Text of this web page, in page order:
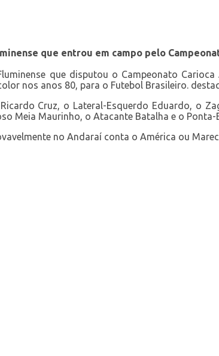
que entrou em campo pelo
que disputou o Campeonato
nos anos 80, para o Futebol Brasileiro.
Cruz, o Lateral-Esquerdo Eduardo, o
Meia Maurinho, o Atacante Batalha e o
no Andaraí conta o América ou